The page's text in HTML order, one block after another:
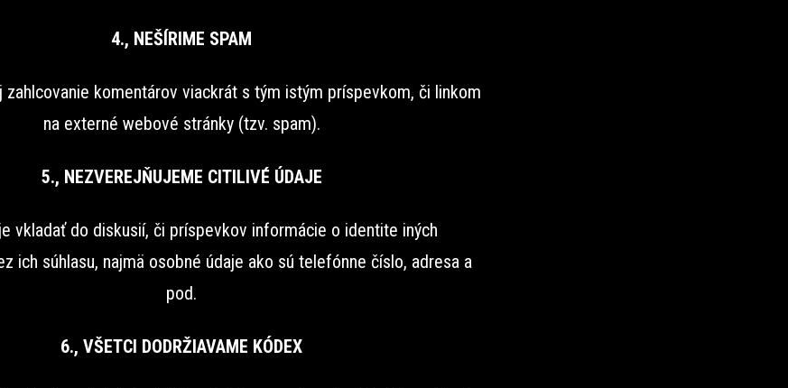
4., NEŠÍRIME SPAM
zahlcovanie komentárov viackrát s tým istým príspevkom, či linkom
na externé webové stránky (tzv. spam).
5., NEZVEREJŇUJEME CITILIVÉ ÚDAJE
vkladať do diskusií, či príspevkov informácie o identite iných
ich súhlasu, najmä osobné údaje ako sú telefónne číslo, adresa a
pod.
6., VŠETCI DODRŽIAVAME KÓDEX